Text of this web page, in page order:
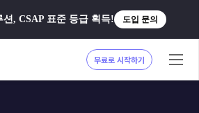
, CSAP 표준 등급 획득! 도입 문의
무료로 시작하기